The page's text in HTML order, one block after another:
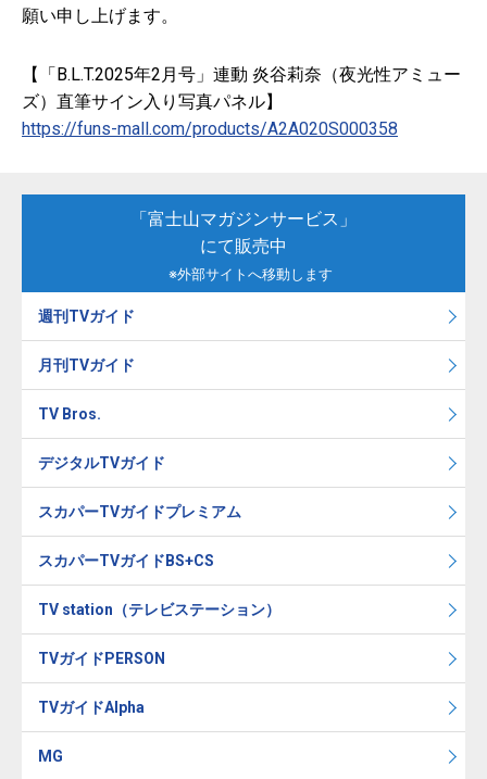
願い申し上げます。
【「B.L.T.2025年2月号」連動 炎谷莉奈（夜光性アミュー
ズ）直筆サイン入り写真パネル】
https://funs-mall.com/products/A2A020S000358
「富士山マガジンサービス」
にて販売中
※外部サイトへ移動します
週刊TVガイド
月刊TVガイド
TV Bros.
デジタルTVガイド
スカパーTVガイドプレミアム
スカパーTVガイドBS+CS
TV station（テレビステーション）
TVガイドPERSON
TVガイドAlpha
MG